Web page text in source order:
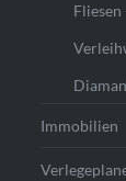
Immobilien